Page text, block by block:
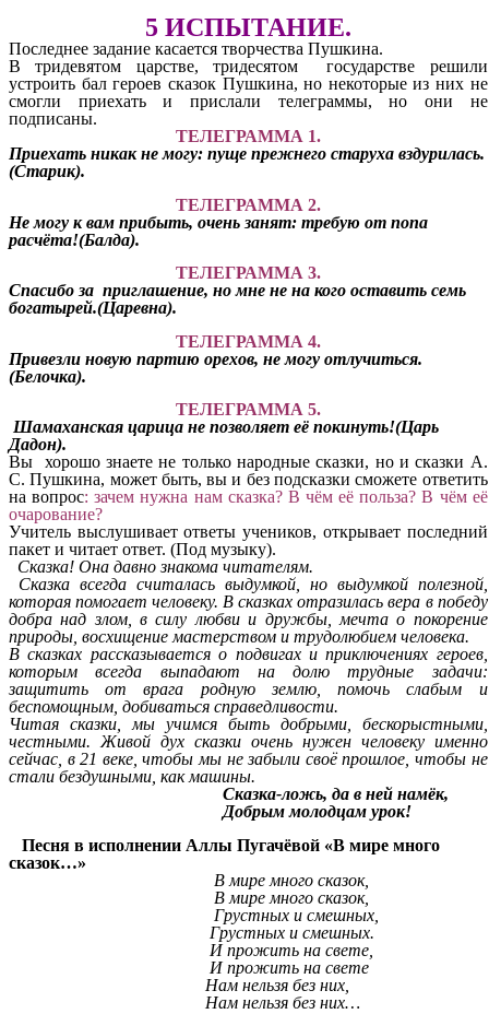
5 ИСПЫТАНИЕ.
Последнее задание касается творчества Пушкина.
В тридевятом царстве, тридесятом государстве решили
устроить бал героев сказок Пушкина, но некоторые из них не
смогли приехать и прислали телеграммы, но они не
подписаны.
ТЕЛЕГРАММА 1.
Приехать никак не могу: пуще прежнего старуха вздурилась.
(Старик).
ТЕЛЕГРАММА 2.
Не могу к вам прибыть, очень занят: требую от попа
расчёта!(Балда).
ТЕЛЕГРАММА 3.
Спасибо за приглашение, но мне не на кого оставить семь
богатырей.(Царевна).
ТЕЛЕГРАММА 4.
Привезли новую партию орехов, не могу отлучиться.
(Белочка).
ТЕЛЕГРАММА 5.
Шамаханская царица не позволяет её покинуть!(Царь
Дадон).
Вы хорошо знаете не только народные сказки, но и сказки А.
С. Пушкина, может быть, вы и без подсказки сможете ответить
на вопрос: зачем нужна нам сказка? В чём её польза? В чём её
очарование?
Учитель выслушивает ответы учеников, открывает последний
пакет и читает ответ. (Под музыку).
Сказка! Она давно знакома читателям.
Сказка всегда считалась выдумкой, но выдумкой полезной,
которая помогает человеку. В сказках отразилась вера в победу
добра над злом, в силу любви и дружбы, мечта о покорение
природы, восхищение мастерством и трудолюбием человека.
В сказках рассказывается о подвигах и приключениях героев,
которым всегда выпадают на долю трудные задачи:
защитить от врага родную землю, помочь слабым и
беспомощным, добиваться справедливости.
Читая сказки, мы учимся быть добрыми, бескорыстными,
честными. Живой дух сказки очень нужен человеку именно
сейчас, в 21 веке, чтобы мы не забыли своё прошлое, чтобы не
стали бездушными, как машины.
Сказка-ложь, да в ней намёк,
Добрым молодцам урок!
Песня в исполнении Аллы Пугачёвой «В мире много
сказок…»
В мире много сказок,
В мире много сказок,
Грустных и смешных,
Грустных и смешных.
И прожить на свете,
И прожить на свете
Нам нельзя без них,
Нам нельзя без них…